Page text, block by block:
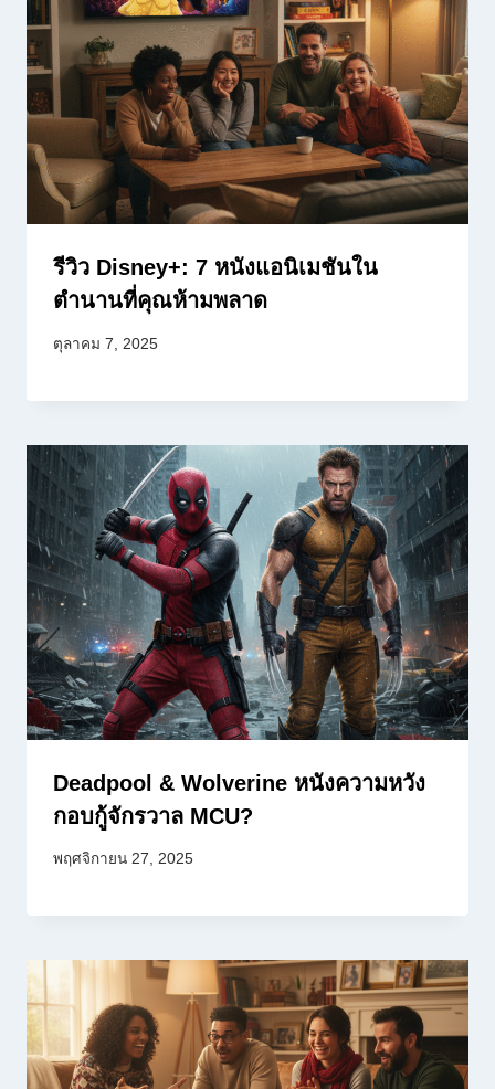
รีวิว Disney+: 7 หนังแอนิเมชันใน
ตำนานที่คุณห้ามพลาด
ตุลาคม 7, 2025
Deadpool & Wolverine หนังความหวัง
กอบกู้จักรวาล MCU?
พฤศจิกายน 27, 2025